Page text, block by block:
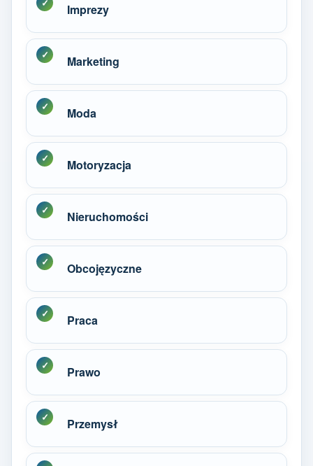
Imprezy
Marketing
Moda
Motoryzacja
Nieruchomości
Obcojęzyczne
Praca
Prawo
Przemysł